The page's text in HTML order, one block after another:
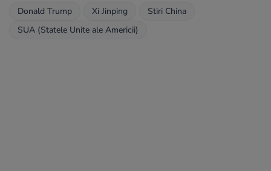
Donald Trump Xi Jinping
Stiri China
SUA (Statele Unite ale Americii)